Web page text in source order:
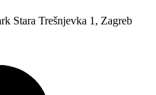
Stara Trešnjevka 1, Zagreb